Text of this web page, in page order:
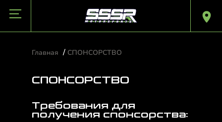
Главная / СПОНСОРСТВО
СПОНСОРСТВО
Требования для
получения спонсорства: